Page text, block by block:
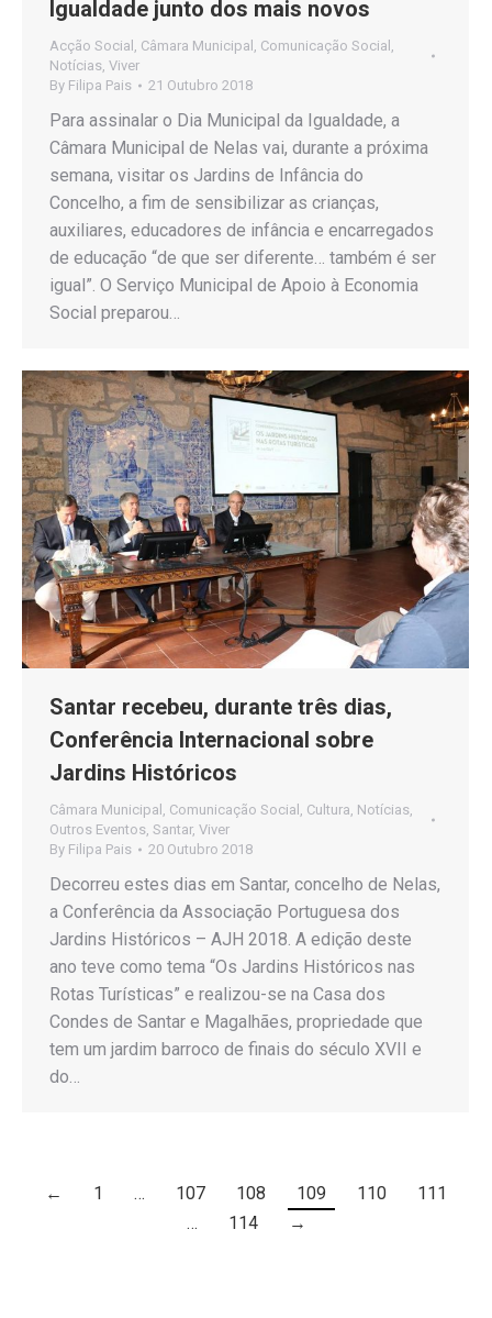
Igualdade junto dos mais novos
Acção Social Câmara Municipal Comunicação Social
Notícias Viver
By Filipa Pais 21 Outubro 2018
Para assinalar o Dia Municipal da Igualdade, a
Câmara Municipal de Nelas vai, durante a próxima
semana, visitar os Jardins de Infância do
Concelho, a fim de sensibilizar as crianças,
auxiliares, educadores de infância e encarregados
de educação “de que ser diferente… também é ser
igual”. O Serviço Municipal de Apoio à Economia
Social preparou…
Santar recebeu, durante três dias,
Conferência Internacional sobre
Jardins Históricos
Câmara Municipal , Comunicação Social , Cultura, Notícias,
Outros Eventos, Santar, Viver
By Filipa Pais 20 Outubro 2018
Decorreu estes dias em Santar, concelho de Nelas,
a Conferência da Associação Portuguesa dos
Jardins Históricos – AJH 2018. A edição deste
ano teve como tema “Os Jardins Históricos nas
Rotas Turísticas” e realizou-se na Casa dos
Condes de Santar e Magalhães, propriedade que
tem um jardim barroco de finais do século XVII e
do…
← 1 … 107 108 109 110
111
…
114 →